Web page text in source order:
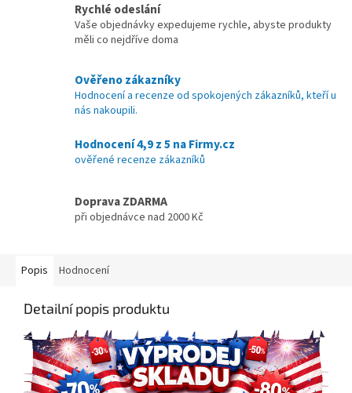
Rychlé odeslání
Vaše objednávky expedujeme rychle, abyste produkty
měli co nejdříve doma
Ověřeno zákazníky
Hodnocení a recenze od spokojených zákazníků, kteří u
nás nakoupili.
Hodnocení 4,9 z 5 na Firmy.cz
ověřené recenze zákazníků
Doprava ZDARMA
při objednávce nad 2000 Kč
Popis Hodnocení
Detailní popis produktu